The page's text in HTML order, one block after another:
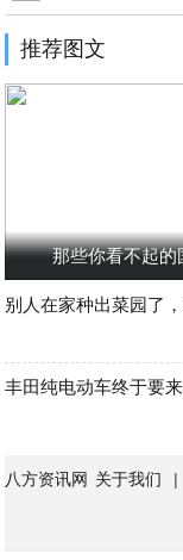
推荐图文
那些你看不起
别人在家种出菜园了
丰田纯电动车终于要
八方资讯网 关于我们 |